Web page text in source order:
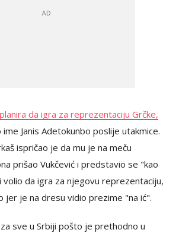
planira da igra za reprezentaciju Grčke,
Janis Adetokunbo poslije utakmice.
ispričao je da mu je na meču
prišao Vukčević i predstavio se "kao
volio da igra za njegovu reprezentaciju,
jer je na dresu vidio prezime "na ić".
sve u Srbiji pošto je prethodno u